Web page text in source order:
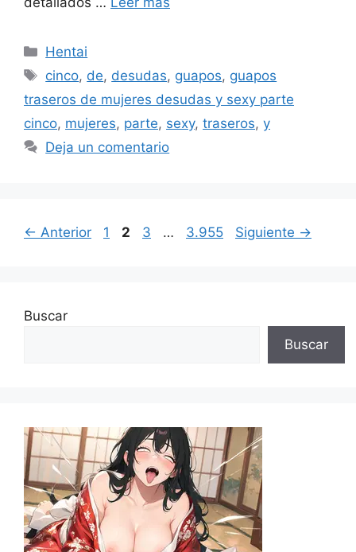
Categorías
Hentai
Etiquetas
cinco, de, desudas, guapos, guapos
traseros de mujeres desudas y sexy parte
cinco, mujeres, parte, sexy, traseros, y
Deja un comentario
← Anterior Página
1 Página
2 Página
3 … Página
3.955 Siguiente →
Buscar
Buscar